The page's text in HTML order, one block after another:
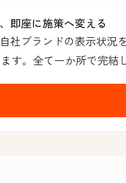
即座に施策へ変える
社ブランドの表示状
す。全て一か所で完結